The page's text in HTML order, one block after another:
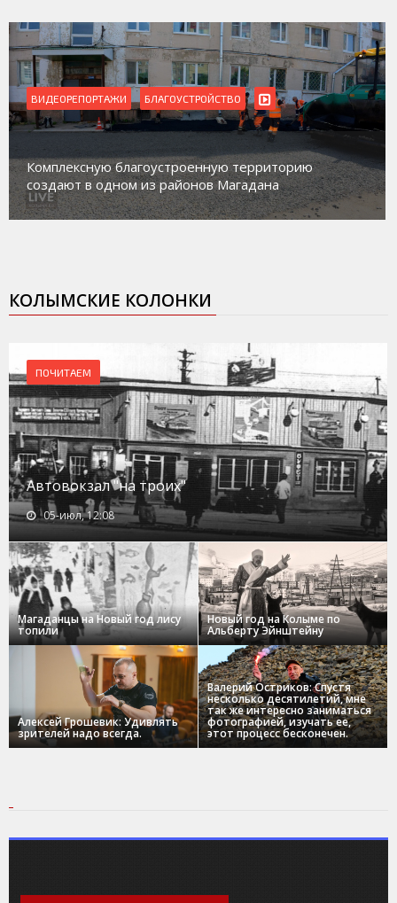
ВИДЕОРЕПОРТАЖИ БЛАГОУСТРОЙСТВО
Комплексную благоустроенную территорию
создают в одном из районов Магадана
КОЛЫМСКИЕ КОЛОНКИ
ПОЧИТАЕМ
Автовокзал "на троих"
05-июл, 12:08
Магаданцы на Новый год лису
топили
Новый год на Колыме по
Альберту Эйнштейну
Алексей Грошевик: Удивлять
зрителей надо всегда.
Валерий Остриков: Спустя
несколько десятилетий, мне
так же интересно заниматься
фотографией, изучать ее,
этот процесс бесконечен.